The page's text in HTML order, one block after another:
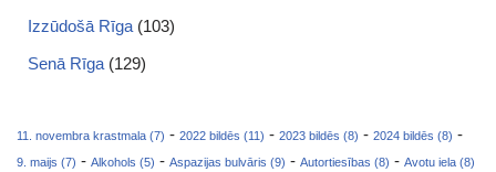
Izzūdošā Rīga (103)
Senā Rīga (129)
11. novembra krastmala (7) - 2022 bildēs (11) - 2023 bildēs (8) - 2024 bildēs (8) -
9. maijs (7) - Alkohols (5) - Aspazijas bulvāris (9) - Autortiesības (8) - Avotu iela (8)